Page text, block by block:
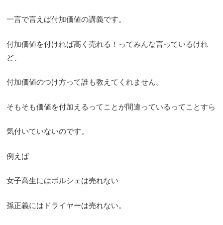
一言で言えば付加価値の講義です。
付加価値を付ければ高く売れる！ってみんな言っているけれ
ど、
付加価値のつけ方って誰も教えてくれません。
そもそも価値を付加えるってことが間違っているってことすら
気付いていないのです。
例えば
女子高生にはポルシェは売れない
孫正義にはドライヤーは売れない。